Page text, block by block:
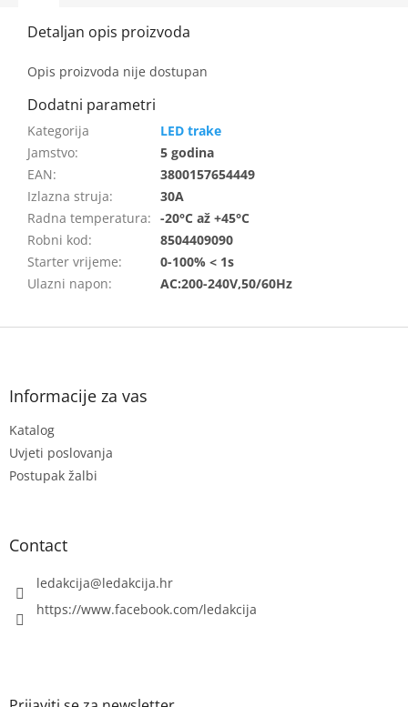
Opis proizvoda nije dostupan
LED trake
Jamstvo:
5 godina
EAN:
3800157654449
Izlazna struja:
30A
Radna temperatura: -20°C až +45°C
Robni kod:
8504409090
Starter vrijeme:
0-100% < 1s
Ulazni napon: AC:200-240V,50/60Hz
F
Informacije za vas
Katalog
Uvjeti poslovanja
Postupak žalbi
Contact
ledakcija@ledakcija.hr
https://www.facebook.com/ledakcija